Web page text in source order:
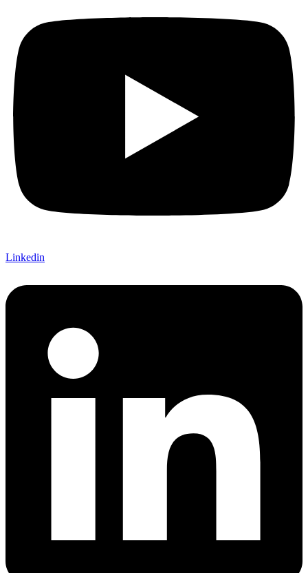
Linkedin